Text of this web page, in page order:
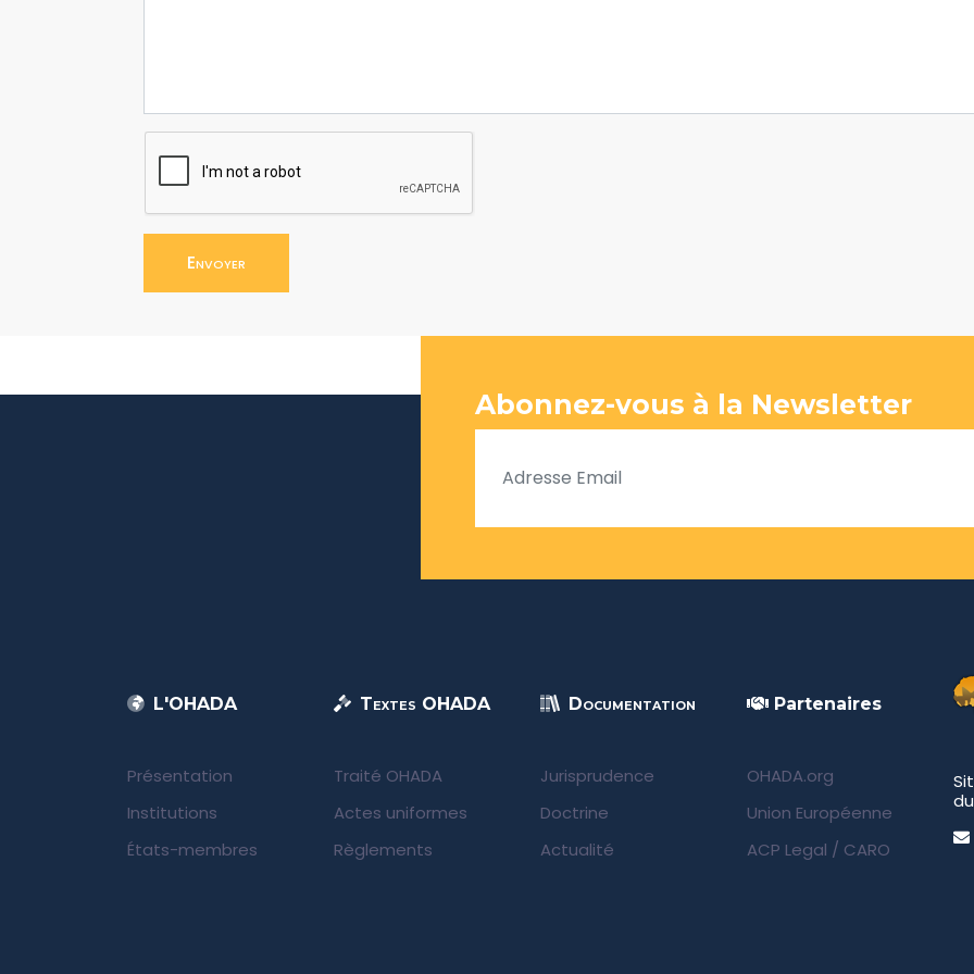
Envoyer
Abonnez-vous à la Newsletter
L'OHADA
Présentation
Institutions
États-membres
Textes OHADA
Traité OHADA
Actes uniformes
Règlements
Documentation
Jurisprudence
Doctrine
Actualité
Partenaires
OHADA.org
Union Européenne
ACP Legal / CARO